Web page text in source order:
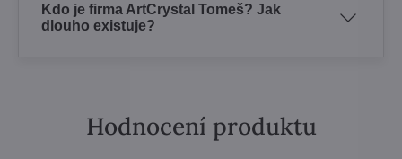
Kdo je firma ArtCrystal Tomeš? Jak
dlouho existuje?
Hodnocení produktu